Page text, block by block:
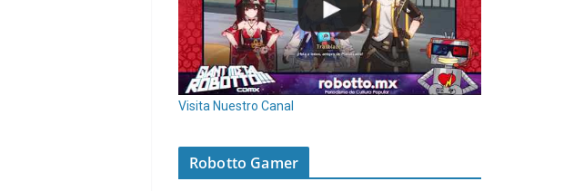
Visita Nuestro Canal
Robotto Gamer